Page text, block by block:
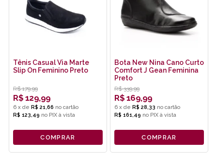
Tênis Casual Via Marte
Slip On Feminino Preto
R$ 179,99
R$ 129,99
6 x de R$ 21,66
R$ 123,49 no PIX
COMPRAR
Bota New Nina Cano Curto
Comfort J Gean Feminina
Preto
R$ 339,99
R$ 169,99
6 x de R$ 28,33
R$ 161,49 no PIX
COMPRAR